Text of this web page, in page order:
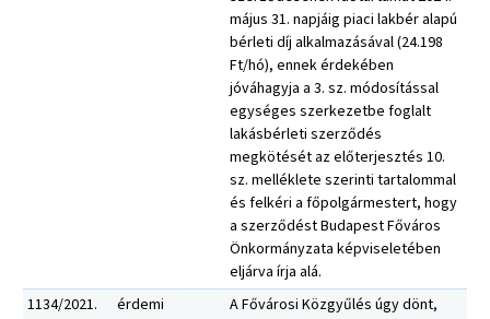
május 31. napjáig piaci lakbér alapú
bérleti díj alkalmazásával (24.198
Ft/hó), ennek érdekében
jóváhagyja a 3. sz. módosítással
egységes szerkezetbe foglalt
lakásbérleti szerződés
megkötését az előterjesztés 10.
sz. melléklete szerinti tartalommal
és felkéri a főpolgármestert, hogy
a szerződést Budapest Főváros
Önkormányzata képviseletében
eljárva írja alá.
1134/2021.
érdemi
A Fővárosi Közgyűlés úgy dönt,